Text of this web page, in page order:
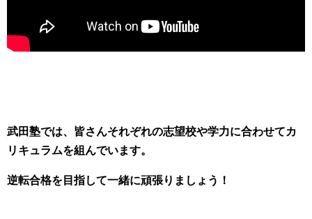
武田塾では、皆さんそれぞれの志望校や学力に合わせてカ
リキュラムを組んでいます。
逆転合格を目指して一緒に頑張りましょう！